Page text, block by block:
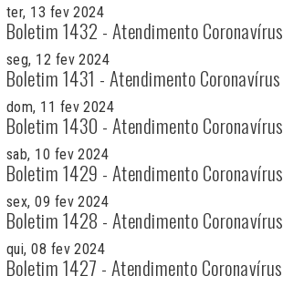
ter, 13 fev 2024
Boletim 1432 - Atendimento Coronavírus
seg, 12 fev 2024
Boletim 1431 - Atendimento Coronavírus
dom, 11 fev 2024
Boletim 1430 - Atendimento Coronavírus
sab, 10 fev 2024
Boletim 1429 - Atendimento Coronavírus
sex, 09 fev 2024
Boletim 1428 - Atendimento Coronavírus
qui, 08 fev 2024
Boletim 1427 - Atendimento Coronavírus